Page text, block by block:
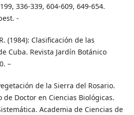
336-339, 604-609, 649-654.
-
(1984): Clasificación de las
Cuba. Revista Jardín Botánico
–
de la Sierra del Rosario.
Doctor en Ciencias Biológicas.
Academia de Ciencias de